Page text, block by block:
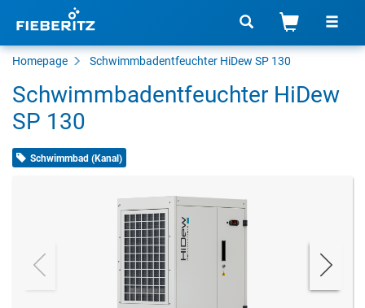
Homepage Schwimmbadentfeuchter HiDew SP 130
Schwimmbadentfeuchter HiDew
SP 130
Schwimmbad (Kanal)